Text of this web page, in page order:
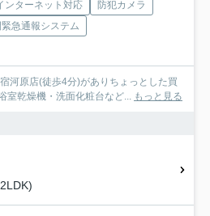
ンターネット対応
防犯カメラ
急通報システム
河原店(徒歩4分)がありちょっとした買
室乾燥機・洗面化粧台など... もっと見る